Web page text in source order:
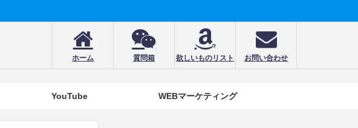
ホーム 質問箱 欲しいものリスト お問い合わせ
YouTube WEBマーケティング